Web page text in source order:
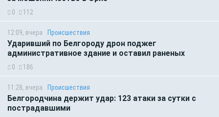
0 112
12:09, вчера Происшествия
Ударивший по Белгороду дрон поджег
административное здание и оставил раненых
0 186
11:28, вчера Происшествия
Белгородчина держит удар: 123 атаки за сутки с
пострадавшими